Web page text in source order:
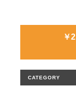
￥
CATEGORY